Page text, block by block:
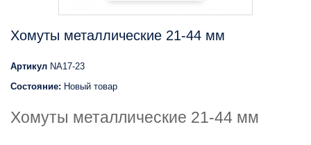
Хомуты металлические 21-44 мм
Артикул NA17-23
Состояние: Новый товар
Хомуты металлические 21-44 мм